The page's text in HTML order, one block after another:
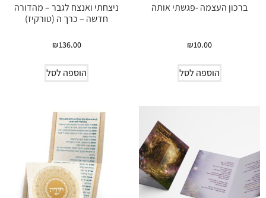
ברכון העצמה -פגשתי אותה
₪10.00
הוספה לסל
ניצחתי ואנצח לגבר – מהדורה
חדשה – כרך ה (טורקיז)
₪136.00
הוספה לסל